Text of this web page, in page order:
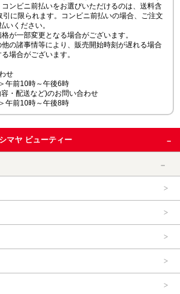
ンビニ前払いをお選びいただけるのは、送料含
に限られます。コンビニ前払いの場合、ご注文
いください。
が一部変更となる場合がございます。
の諸事情等により、販売開始時刻が遅れる場合
場合がございます。
せ
前10時～午後6時
・配送など)のお問い合わせ
前10時～午後8時
マヤ ビューティー